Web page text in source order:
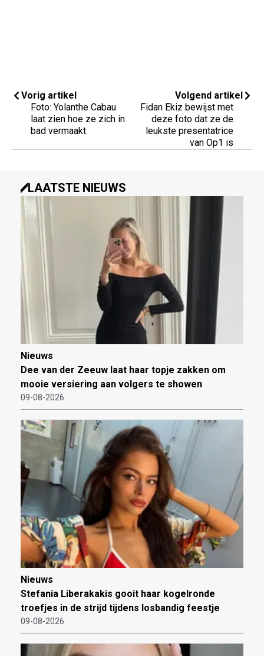
Vorig artikel
Foto: Yolanthe Cabau
laat zien hoe ze zich in
bad vermaakt
Volgend artikel
Fidan Ekiz bewijst met
deze foto dat ze de
leukste presentatrice
van Op1 is
LAATSTE NIEUWS
Nieuws
Dee van der Zeeuw laat haar topje zakken om
mooie versiering aan volgers te showen
09-08-2026
Nieuws
Stefania Liberakakis gooit haar kogelronde
troefjes in de strijd tijdens losbandig feestje
09-08-2026